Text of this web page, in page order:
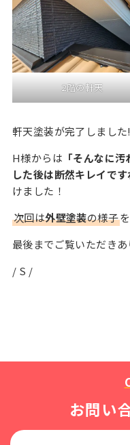
2階の軒天
軒天塗装が完了しました!
H様からは 「そんなに
した後は断然キレイです
けました！
次回は外壁塗装の様子
最後までご覧いただき
/ S /
お問い